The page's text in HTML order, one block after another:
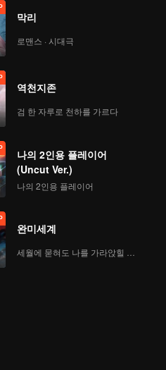
막리
로맨스 · 시대극
역천지존
검 한 자루로 천하를 가르다
나의 2인용 플레이어
(Uncut Ver.)
나의 2인용 플레이어
완미세계